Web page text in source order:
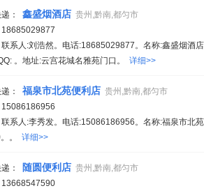
： 鑫盛烟酒店 贵州,黔南,都匀市
18685029877
系人:刘浩然。电话:18685029877。名称:鑫盛烟酒
。地址:云宫花城名雅苑门口。 详细>>
： 福泉市北苑便利店 贵州,黔南,都匀市
15086186956
系人:李秀发。电话:15086186956。名称:福泉市北
。 详细>>
： 随圆便利店 贵州,黔南,都匀市
13668547590